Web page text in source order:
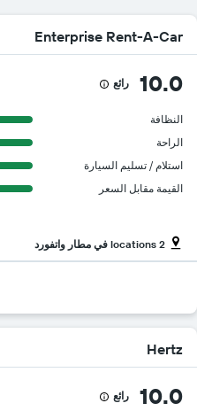
سيارات
يتضمن
المخطط
1
Y
الذي
يعرض
أرخص
سعر
في
الشركات
Enterprise Rent-A-Car
10.0 رائع
النظافة
الراحة
استلام / تسليم السيارة
القيمة مقابل السعر
2 locations في مطار واتفورد
Hertz
10.0 رائع